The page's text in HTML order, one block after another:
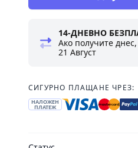
14-ДНЕВНО
Ако получите
21 Август
СИГУРНО ПЛАЩАНЕ ЧРЕЗ:
НАЛОЖЕН
ПЛАТЕЖ